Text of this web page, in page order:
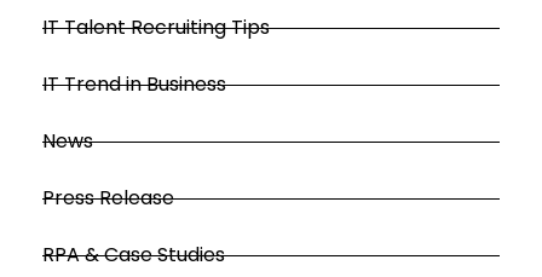
IT Talent Recruiting Tips
IT Trend in Business
News
Press Release
RPA & Case Studies